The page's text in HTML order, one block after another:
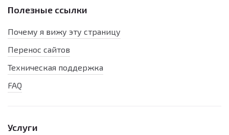
Полезные ссылки
Почему я вижу эту страницу
Перенос сайтов
Техническая поддержка
FAQ
Услуги